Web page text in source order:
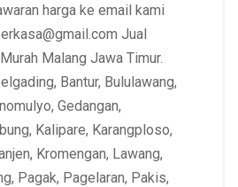
harga ke email kami
Jual
Malang Jawa Timur.
Bantur, Bululawang,
Gedangan,
Kalipare, Karangploso,
Kromengan, Lawang,
Pagak, Pagelaran, Pakis,